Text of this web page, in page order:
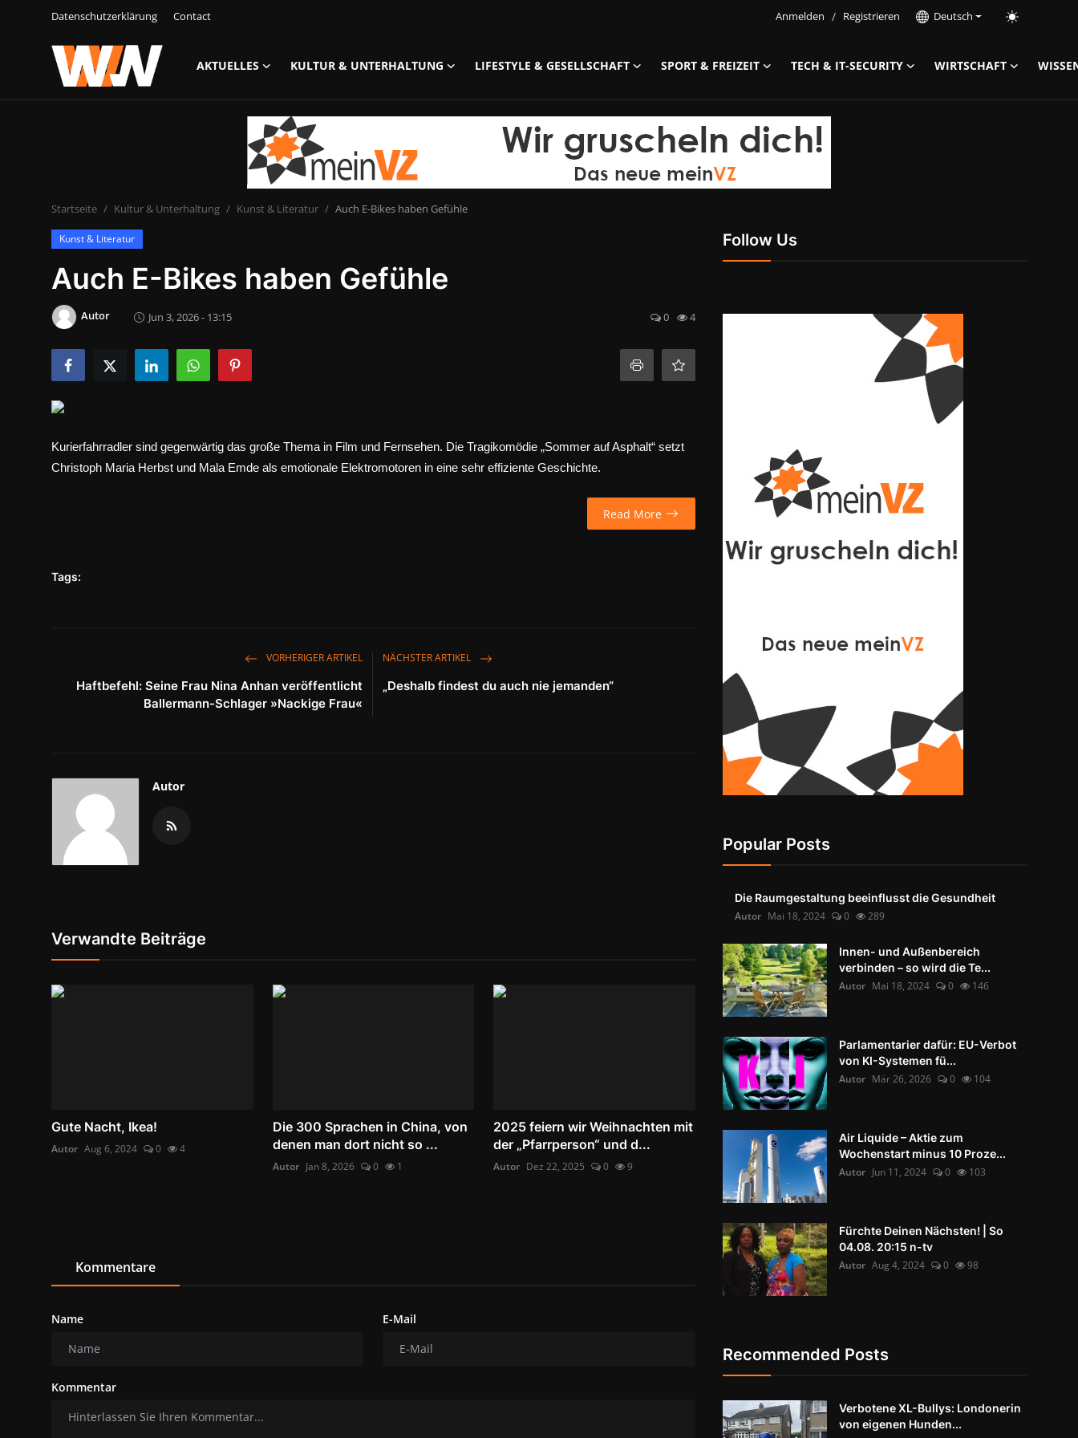
Datenschutzerklärung Contact Anmelden / Registrieren Deutsch
AKTUELLES KULTUR & UNTERHALTUNG LIFESTYLE & GESELLSCHAFT SPORT & FREIZEIT TECH & IT-SECURITY WIRTSCHAFT
Lifestyle & Gesellschaft
Sport & Freizeit
Tech & IT-Security
Wirtschaft
Startseite Kultur & Unterhaltung Kunst & Literatur Auch E-Bikes haben Gefühle
Kunst & Literatur
Auch E-Bikes haben Gefühle
Autor Jun 3, 2026 - 13:15 0 4
Kurierfahrradler sind gegenwärtig das große Thema in Film und Fernsehen. Die Tragikomödie „Sommer auf Asphalt“ setzt
Christoph Maria Herbst und Mala Emde als emotionale Elektromotoren in eine sehr effiziente Geschichte.
Read More
Tags:
VORHERIGER ARTIKEL
Haftbefehl: Seine Frau Nina Anhan veröffentlicht
Ballermann-Schlager »Nackige Frau«
NÄCHSTER ARTIKEL
„Deshalb findest du auch nie jemanden“
Autor
Verwandte Beiträge
Gute Nacht, Ikea!
Autor Aug 6, 2024 0 4
Die 300 Sprachen in China, von
denen man dort nicht so ...
Autor Jan 8, 2026 0 1
2025 feiern wir Weihnachten mit
der „Pfarrperson“ und d...
Autor Dez 22, 2025 0 9
Kommentare
Name E-Mail
Kommentar
Follow Us
Popular Posts
Die Raumgestaltung beeinflusst die Gesundheit
Autor Mai 18, 2024 0 289
Innen- und Außenbereich
verbinden – so wird die Te...
Autor Mai 18, 2024 0 146
Parlamentarier dafür: EU-Verbot
von KI-Systemen fü...
Autor Mär 26, 2026 0 104
Air Liquide – Aktie zum
Wochenstart minus 10 Proze...
Autor Jun 11, 2024 0 103
Fürchte Deinen Nächsten! | So
04.08. 20:15 n-tv
Autor Aug 4, 2024 0 98
Recommended Posts
Verbotene XL-Bullys: Londonerin
von eigenen Hunden...